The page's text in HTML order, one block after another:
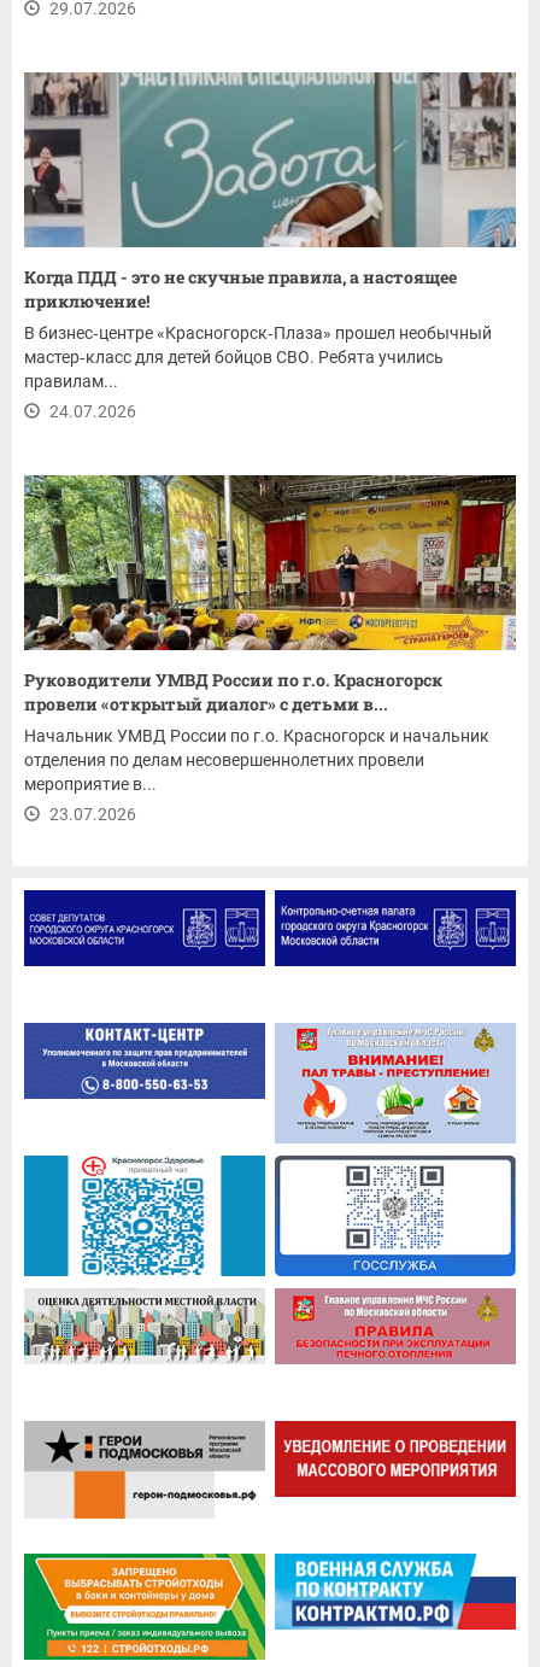
29.07.2026
Когда ПДД - это не скучные правила, а настоящее
приключение!
В бизнес‑центре «Красногорск‑Плаза» прошел необычный
мастер‑класс для детей бойцов СВО. Ребята учились
правилам...
24.07.2026
Руководители УМВД России по г.о. Красногорск
провели «открытый диалог» с детьми в...
Начальник УМВД России по г.о. Красногорск и начальник
отделения по делам несовершеннолетних провели
мероприятие в...
23.07.2026